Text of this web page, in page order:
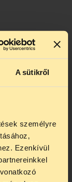
A sütikről
személyre
Ezenkívül
video and